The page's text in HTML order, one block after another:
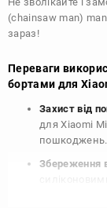
(chainsaw man)
зараз!
Переваги
бортами для
Захист від
для Xiaomi
пошкоджень.
Збереження